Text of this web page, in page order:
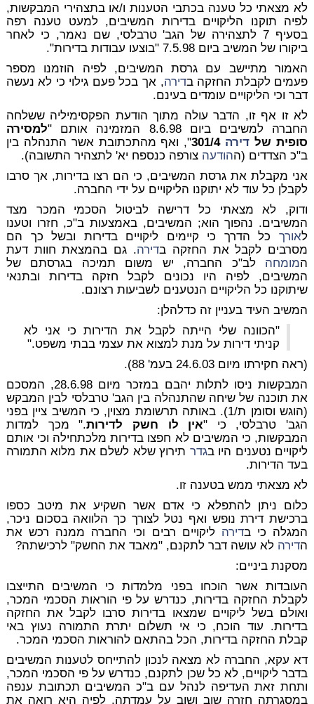
לא מצאתי כל טענה בכתבי הטענות ו/או בתצהירי המבקשות,
לפיה תוקנו הליקויים בדירות המשיבים, למעט טענה רפה
בסעיף 7 לתצהירה של הגב' טרבלסי, שם נאמר, כי לאחר
ביקורו של המשיב ביום 7.5.98 "בוצעו עבודות בדירות".
האמור מתיישב עם גרסת המשיבים, לפיה הוזמנו מספר
פעמים לקבלת החזקה בדירה, אך בכל פעם גילוי כי לא נעשה
דבר וכי הליקויים עומדים בעינם.
לא זו אף זו, הדבר עולה מתוך הודעת הפקסימיליה ששלחה
החברה למשיבים ביום 8.6.98 המזמינה אותם "
למסירה
סופית של דירה 301/4
", ואף מהתכתובת אשר התנהלה בין
ב"כ הצדדים (ההודעה צורפה כנספח יא' לתצהיר התשובה).
אני מקבלת את גרסת המשיבים, כי הם רצו בדירות, אך סרבו
לקבלן כל עוד לא יתוקנו הליקויים על ידי החברה.
ודוק, לא מצאתי כל דרישה לביטול הסכמי המכר מצד
המשיבים. נהפוך הוא; המשיבים, באמצעות ב"כ, חזרו וטענו
לאורךכל הדרך כי קיימים ליקויים בדירות ובשל כך הם
מסרבים לקבל את החזקה בדירה. גם בהמצאת חוות דעת
המומחה לב"כ החברה, יש משום תמיכה בגרסתם של
המשיבים, לפיה היו נכונים לקבל חזקה בדירות ובתנאי
שיתוקנו כל הליקויים הנטענים לשביעות רצונם.
המשיב העיד בעניין זה כדלהלן:
"הכוונה שלי הייתה לקבל את הדירות כי אני לא
קניתי דירות על מנת למצוא את עצמי בבתי משפט."
(ראה חקירתו מיום 24.6.03 בעמ' 88).
המבקשות ניסו לתלות יהבם במזכר מיום 28.6.98, המסכם
את תוכנה של שיחה שהתנהלה בין הגב' טרבלסי לבין המבקש
(הוגש וסומן ת/1). באותה תרשומת מצוין, כי המשיב ציין בפני
הגב' טרבלסי, כי "אין לו חשק לדירות." מכך למדות
המבקשות, כי המשיבים לא חפצו בדירות מלכתחילה וכי אותם
ליקויים נטענים היו בגדר תירוץ שלא לשלם את מלוא התמורה
בעד הדירות.
לא מצאתי ממש בטענה זו.
כלום ניתן להתפלא כי אדם אשר השקיע את מיטב כספו
ברכישת דירת נופש ואף נטל לצורך כך הלוואה בסכום ניכר,
המגלה כי בדירה ליקויים רבים וכי החברה ממנה רכש את
הדירה לא עושה דבר לתקנם, "מאבד את החשק" לרכישתה?
מסקנת ביניים:
העובדות אשר הוכחו בפני מלמדות כי המשיבים התייצבו
לקבלת החזקה בדירות, כנדרש על פי הוראות הסכמי המכר,
ואולם בשל ליקויים שמצאו בדירות סרבו לקבל את החזקה
בדירות. עוד הוכח, כי אי תשלום יתרת התמורה נעוץ באי
קבלת החזקה בדירות, הכל בהתאם להוראות הסכמי המכר.
דא עקא, החברה לא מצאה לנכון להתייחס לטענות המשיבים
בדבר ליקויים, לא כל שכן לתקנם, כנדרש על פי הסכמי המכר,
ותחת זאת העדיפה לנהל עם ב"כ המשיבים תכתובת ענפה
במסגרתה חזרה שוב ושוב על עמדתה, לפיה היא רואה את